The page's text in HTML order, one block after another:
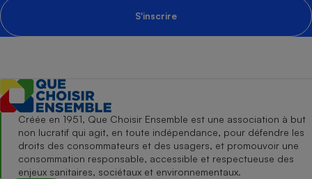
S'inscrire
Créée en 1951, Que Choisir Ensemble est une association à but
non lucratif qui agit, en toute indépendance, pour défendre les
droits des consommateurs et des usagers, et promouvoir une
consommation responsable, accessible et respectueuse des
enjeux sanitaires, sociétaux et environnementaux.